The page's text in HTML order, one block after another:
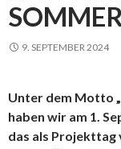
9. SEPTEMBER 2024
Unter dem Motto
haben wir am 1.
das als Projekttag